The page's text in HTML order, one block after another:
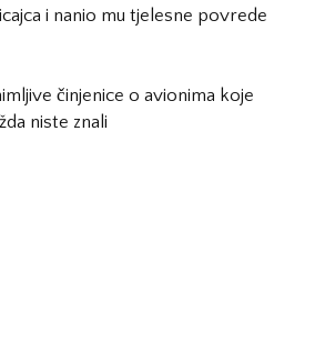
i nanio mu tjelesne povrede
činjenice o avionima koje
niste znali